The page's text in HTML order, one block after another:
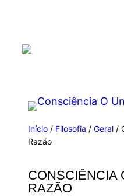
Início / Filosofia /Geral /
Razão
CONSCIÊNCIA
RAZÃO